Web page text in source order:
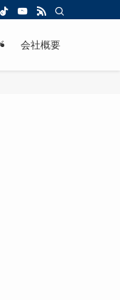
会社概要